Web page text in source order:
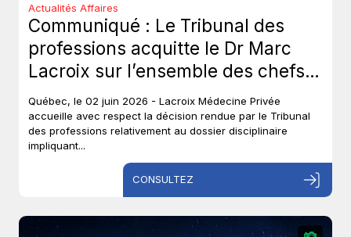
Actualités Affaires
Communiqué : Le Tribunal des
professions acquitte le Dr Marc
Lacroix sur l’ensemble des chefs
et met un terme à près de six ans
de procédures disciplinaires.
Québec, le 02 juin 2026 - Lacroix Médecine Privée
accueille avec respect la décision rendue par le Tribunal
des professions relativement au dossier disciplinaire
impliquant...
CONSULTEZ